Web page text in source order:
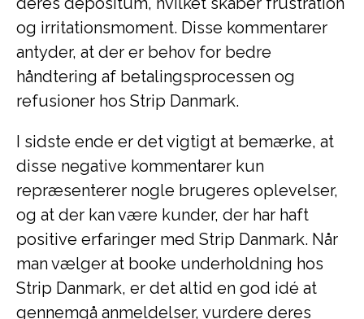
og irritationsmoment. Disse kommentarer
antyder, at der er behov for bedre
håndtering af betalingsprocessen og
refusioner hos Strip Danmark.
I sidste ende er det vigtigt at bemærke, at
disse negative kommentarer kun
repræsenterer nogle brugeres oplevelser,
og at der kan være kunder, der har haft
positive erfaringer med Strip Danmark. Når
man vælger at booke underholdning hos
Strip Danmark, er det altid en god idé at
gennemgå anmeldelser, vurdere deres